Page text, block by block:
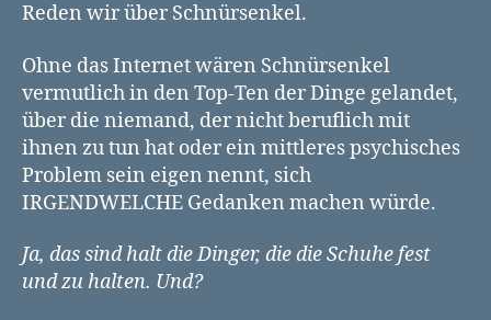
Reden wir über Schnürsenkel.
Ohne das Internet wären Schnürsenkel
vermutlich in den Top-Ten der Dinge gelandet,
über die niemand, der nicht beruflich mit
ihnen zu tun hat oder ein mittleres psychisches
Problem sein eigen nennt, sich
IRGENDWELCHE Gedanken machen würde.
Ja, das sind halt die Dinger, die die Schuhe fest
und zu halten. Und?